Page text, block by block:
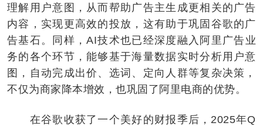
理解用户意图，从而帮助广告主生成更相关的广告
内容，实现更高效的投放，这有助于巩固谷歌的广
告基石。同样，AI技术也已经深度融入阿里广告业
务的各个环节，能够基于海量数据实时分析用户意
图，自动完成出价、选词、定向人群等复杂决策，
不仅为商家降本增效，也巩固了阿里电商的优势。
在谷歌收获了一个美好的财报季后，2025年Q